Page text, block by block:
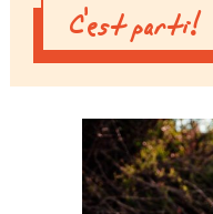
C'est parti!